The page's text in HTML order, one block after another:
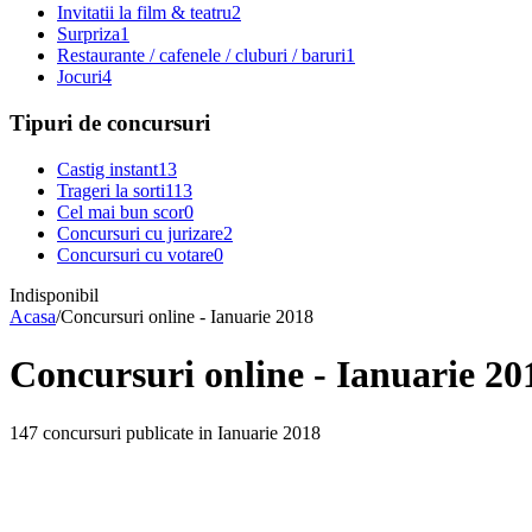
Invitatii la film & teatru2
Surpriza1
Restaurante / cafenele / cluburi / baruri1
Jocuri4
Tipuri de concursuri
Castig instant13
Trageri la sorti113
Cel mai bun scor0
Concursuri cu jurizare2
Concursuri cu votare0
Indisponibil
Acasa/Concursuri online - Ianuarie 2018
Concursuri online - Ianuarie
147 concursuri publicate in Ianuarie 2018